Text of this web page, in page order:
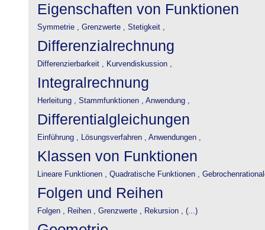
Eigenschaften von Funktionen
Symmetrie , Grenzwerte , Stetigkeit ,
Differenzialrechnung
Differenzierbarkeit , Kurvendiskussion ,
Integralrechnung
Herleitung , Stammfunktionen , Anwendung ,
Differentialgleichungen
Einführung , Lösungsverfahren , Anwendungen ,
Klassen von Funktionen
Lineare Funktionen , Quadratische Funktionen ,
Folgen und Reihen
Folgen , Reihen , Grenzwerte , Rekursion , (...)